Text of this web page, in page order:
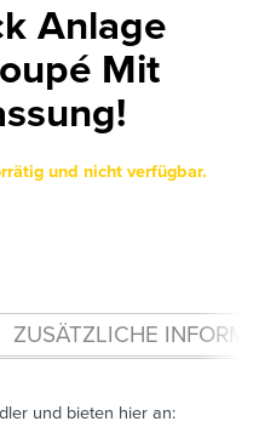
Anlage
Mit
und nicht verfügbar.
ZUSÄTZLICHE
und bieten hier an: